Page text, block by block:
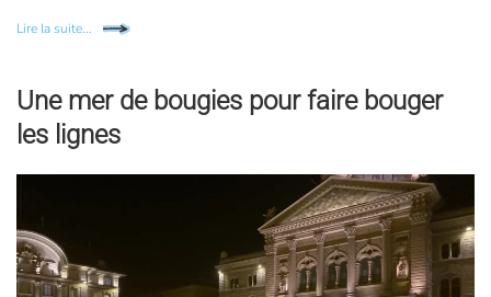
Lire la suite...
Une mer de bougies pour faire bouger
les lignes